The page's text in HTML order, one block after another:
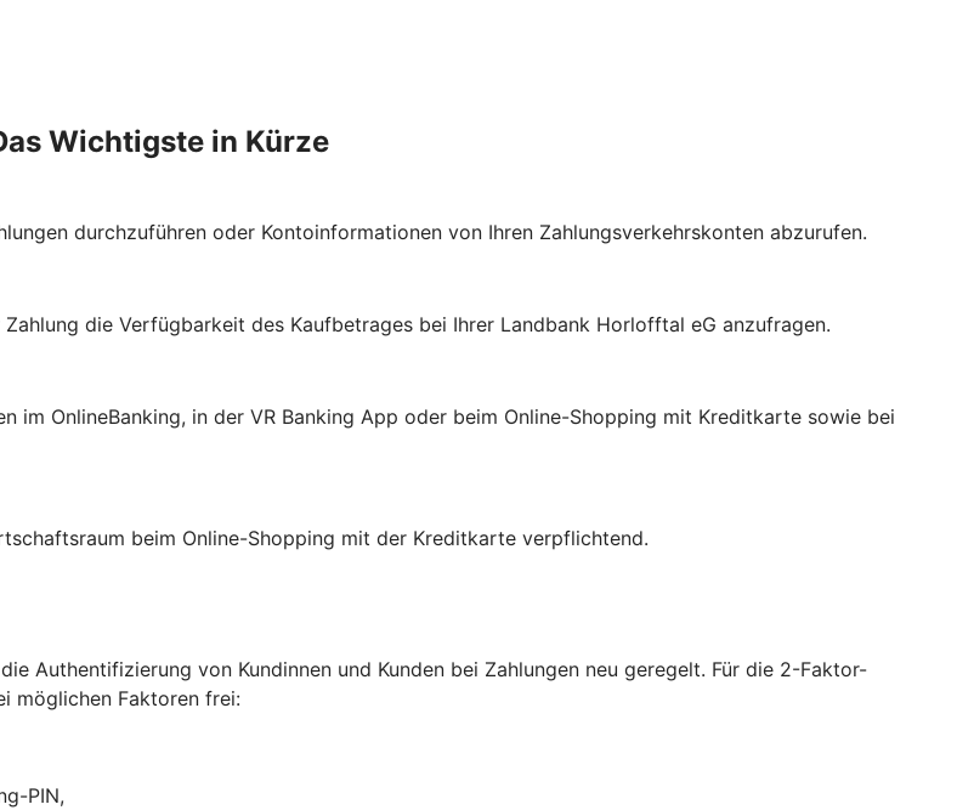
Wichtigste in Kürze
durchzuführen oder Kontoinformationen von Ihren Zahlungsverkehrskonten abzurufen.
die Verfügbarkeit des Kaufbetrages bei Ihrer Landbank Horlofftal eG anzufragen.
im OnlineBanking, in der VR Banking App oder beim Online-Shopping mit Kreditkarte sowie bei
beim Online-Shopping mit der Kreditkarte verpflichtend.
Authentifizierung von Kundinnen und Kunden bei Zahlungen neu geregelt. Für die 2-Faktor-
möglichen Faktoren frei:
PIN,